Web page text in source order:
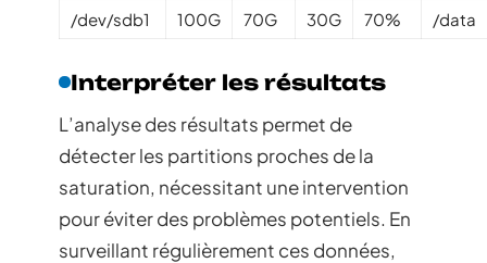
/dev/sdb1
100G 70G 30G 70% /data
Interpréter les résultats
L’analyse des résultats permet de
détecter les partitions proches de la
saturation, nécessitant une intervention
pour éviter des problèmes potentiels. En
surveillant régulièrement ces données,